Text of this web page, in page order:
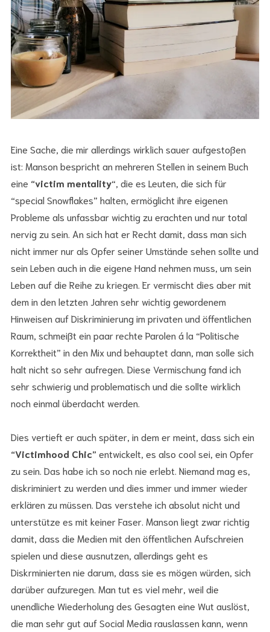
Eine Sache, die mir allerdings wirklich sauer aufgestoßen
ist: Manson bespricht an mehreren Stellen in seinem Buch
eine “victim mentality“, die es Leuten, die sich für
“special Snowflakes” halten, ermöglicht ihre eigenen
Probleme als unfassbar wichtig zu erachten und nur total
nervig zu sein. An sich hat er Recht damit, dass man sich
nicht immer nur als Opfer seiner Umstände sehen sollte und
sein Leben auch in die eigene Hand nehmen muss, um sein
Leben auf die Reihe zu kriegen. Er vermischt dies aber mit
dem in den letzten Jahren sehr wichtig gewordenem
Hinweisen auf Diskriminierung im privaten und öffentlichen
Raum, schmeißt ein paar rechte Parolen á la “Politische
Korrektheit” in den Mix und behauptet dann, man solle sich
halt nicht so sehr aufregen. Diese Vermischung fand ich
sehr schwierig und problematisch und die sollte wirklich
noch einmal überdacht werden.
Dies vertieft er auch später, in dem er meint, dass sich ein
“Victimhood Chic” entwickelt, es also cool sei, ein Opfer
zu sein. Das habe ich so noch nie erlebt. Niemand mag es,
diskriminiert zu werden und dies immer und immer wieder
erklären zu müssen. Das verstehe ich absolut nicht und
unterstütze es mit keiner Faser. Manson liegt zwar richtig
damit, dass die Medien mit den öffentlichen Aufschreien
spielen und diese ausnutzen, allerdings geht es
Diskrminierten nie darum, dass sie es mögen würden, sich
darüber aufzuregen. Man tut es viel mehr, weil die
unendliche Wiederholung des Gesagten eine Wut auslöst,
die man sehr gut auf Social Media rauslassen kann, wenn